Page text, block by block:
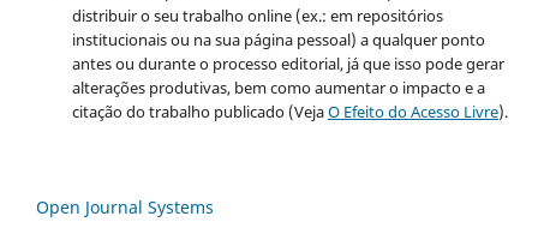
distribuir o seu trabalho online (ex.: em repositórios
institucionais ou na sua página pessoal) a qualquer ponto
antes ou durante o processo editorial, já que isso pode gerar
alterações produtivas, bem como aumentar o impacto e a
citação do trabalho publicado (VejaO Efeito do Acesso Livre).
Open Journal Systems